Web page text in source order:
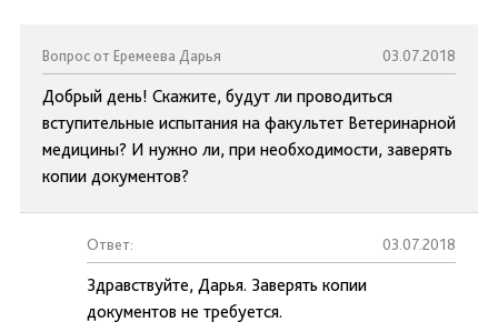
Вопрос от Еремеева Дарья 03.07.2018
Добрый день! Скажите, будут ли проводиться
вступительные испытания на факультет Ветеринарной
медицины? И нужно ли, при необходимости, заверять
копии документов?
Ответ: 03.07.2018
Здравствуйте, Дарья. Заверять копии
документов не требуется.